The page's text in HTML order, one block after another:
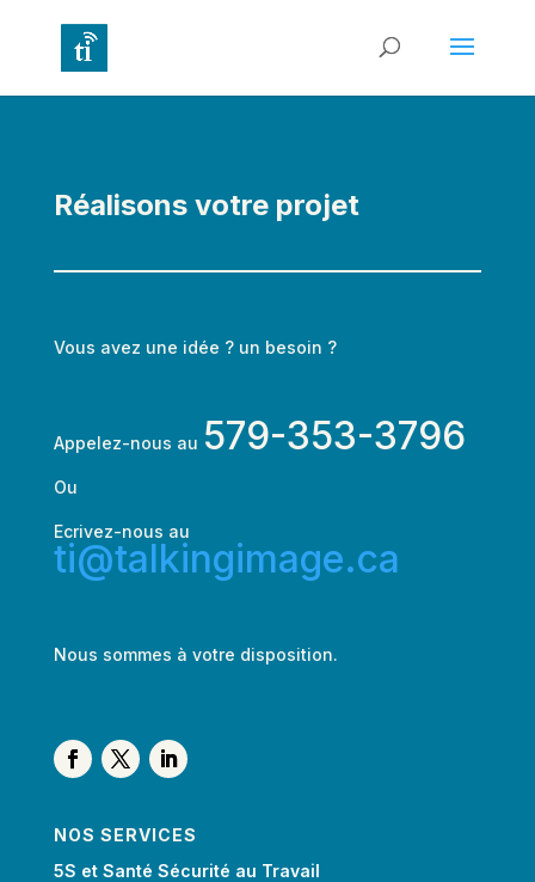
Réalisons votre projet
Vous avez une idée ? un besoin ?
Appelez-nous au 579-353-3796
Ou
Ecrivez-nous au
ti@talkingimage.ca
Nous sommes à votre disposition.
NOS SERVICES
5S et Santé Sécurité au Travail